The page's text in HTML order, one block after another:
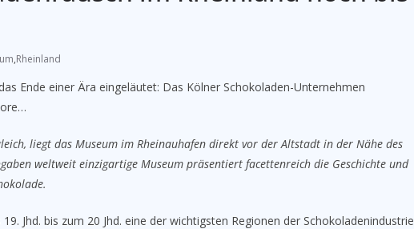
,Rheinland
Ende einer Ära eingeläutet: Das Kölner Schokoladen-Unternehmen
liegt das Museum im Rheinauhafen direkt vor der Altstadt in der Nähe des
weltweit einzigartige Museum präsentiert facettenreich die Geschichte und
Jhd. bis zum 20 Jhd. eine der wichtigsten Regionen der Schokoladenindustrie